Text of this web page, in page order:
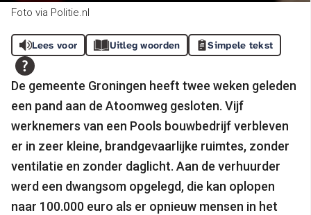
Foto via Politie.nl
Lees voor Uitleg woorden Simpele tekst
De gemeente Groningen heeft twee weken geleden
een pand aan de Atoomweg gesloten. Vijf
werknemers van een Pools bouwbedrijf verbleven
er in zeer kleine, brandgevaarlijke ruimtes, zonder
ventilatie en zonder daglicht. Aan de verhuurder
werd een dwangsom opgelegd, die kan oplopen
naar 100.000 euro als er opnieuw mensen in het